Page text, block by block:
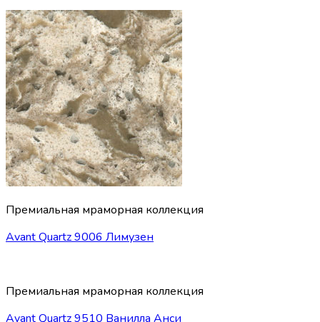
Премиальная мраморная коллекция
Avant Quartz 9006 Лимузен
Премиальная мраморная коллекция
Avant Quartz 9510 Ванилла Анси